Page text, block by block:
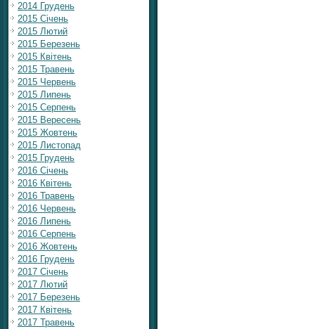
2014 Грудень
2015 Січень
2015 Лютий
2015 Березень
2015 Квітень
2015 Травень
2015 Червень
2015 Липень
2015 Серпень
2015 Вересень
2015 Жовтень
2015 Листопад
2015 Грудень
2016 Січень
2016 Квітень
2016 Травень
2016 Червень
2016 Липень
2016 Серпень
2016 Жовтень
2016 Грудень
2017 Січень
2017 Лютий
2017 Березень
2017 Квітень
2017 Травень